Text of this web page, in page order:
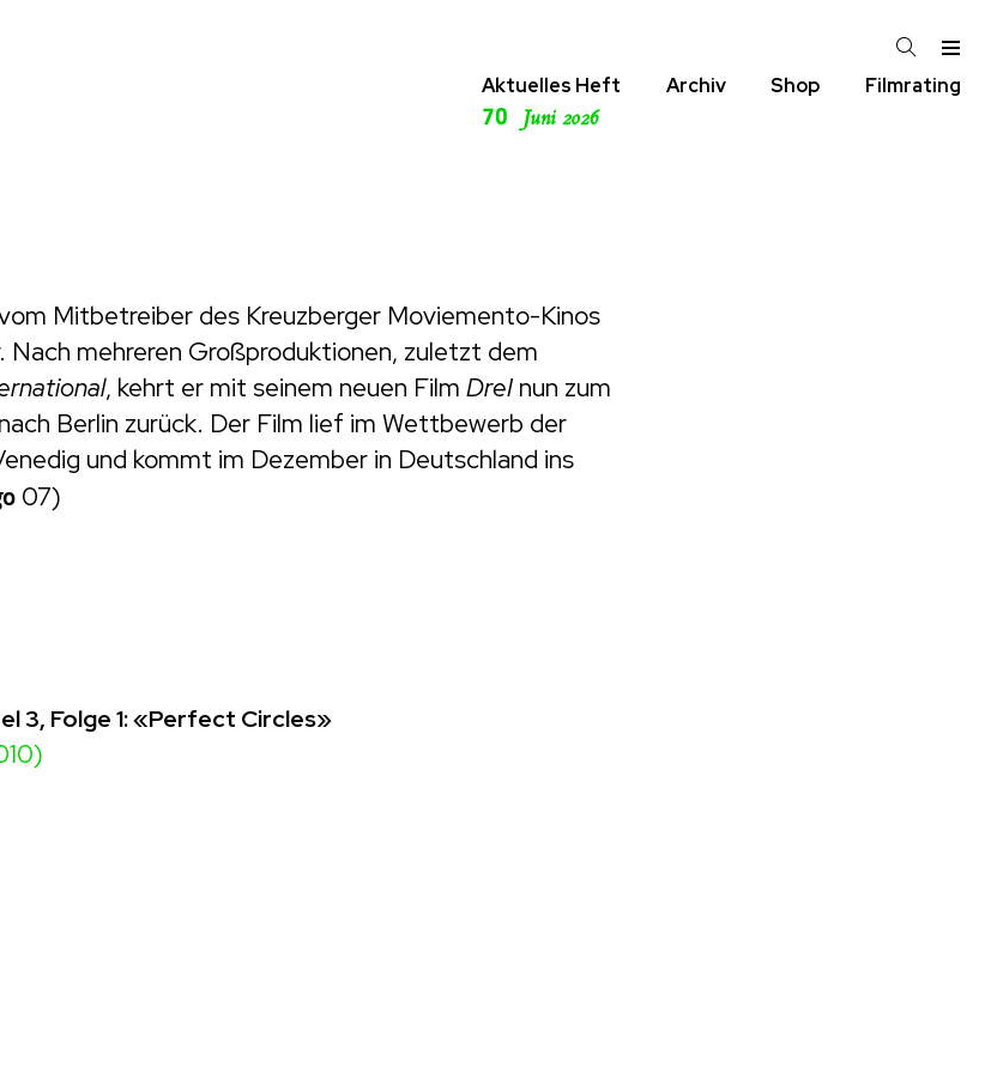
Aktuelles Heft
70 Juni 2026
Archiv Shop Filmrating
Mitbetreiber des Kreuzberger Moviemento-Kinos
Nach mehreren Großproduktionen, zuletzt dem
, kehrt er mit seinem neuen Film DreI nun zum
Berlin zurück. Der Film lief im Wettbewerb der
und kommt im Dezember in Deutschland ins
07)
3, Folge 1: «Perfect Circles»